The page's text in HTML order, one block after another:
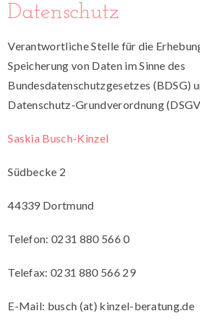
Datenschutz
Verantwortliche Stelle für die
Speicherung von Daten im Sinne des
Bundesdatenschutzgesetzes (BDSG)
Datenschutz-Grundverordnung
Saskia Busch-Kinzel
Südbecke 2
44339 Dortmund
Telefon: 0231 880 566 0
Telefax: 0231 880 566 29
E-Mail: busch (at) kinzel-beratung.de